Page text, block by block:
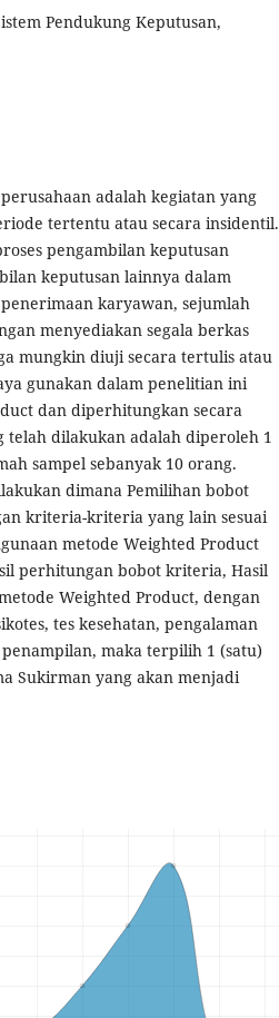
Pendukung Keputusan,
adalah kegiatan yang
tertentu atau secara insidentil.
pengambilan keputusan
keputusan lainnya dalam
karyawan, sejumlah
menyediakan segala berkas
mungkin diuji secara tertulis atau
gunakan dalam penelitian ini
dan diperhitungkan secara
dilakukan adalah diperoleh 1
sampel sebanyak 10 orang.
dimana Pemilihan bobot
kriteria-kriteria yang lain sesuai
metode Weighted Product
perhitungan bobot kriteria, Hasil
Weighted Product, dengan
tes kesehatan, pengalaman
maka terpilih 1 (satu)
Sukirman yang akan menjadi